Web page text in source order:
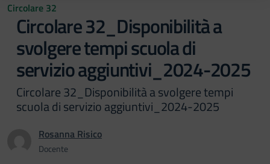
Circolare 32
Circolare 32_Disponibilità a
svolgere tempi scuola di
servizio aggiuntivi_2024-2025
Circolare 32_Disponibilità a svolgere tempi
scuola di servizio aggiuntivi_2024-2025
Rosanna Risico
Docente